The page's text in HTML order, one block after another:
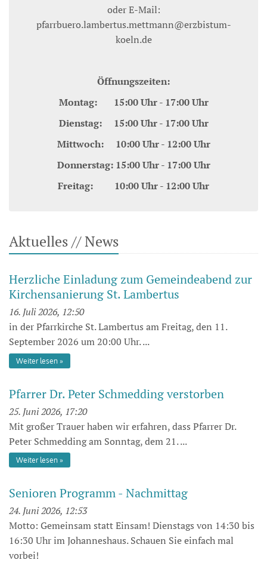
oder E-Mail:
pfarrbuero.lambertus.mettmann@erzbistum-
koeln.de
Öffnungszeiten:
Montag: 15:00 Uhr - 17:00 Uhr
Dienstag: 15:00 Uhr - 17:00 Uhr
Mittwoch: 10:00 Uhr - 12:00 Uhr
Donnerstag: 15:00 Uhr - 17:00 Uhr
Freitag: 10:00 Uhr - 12:00 Uhr
Aktuelles // News
Herzliche Einladung zum Gemeindeabend zur
Kirchensanierung St. Lambertus
16. Juli 2026, 12:50
in der Pfarrkirche St. Lambertus am Freitag, den 11.
September 2026 um 20:00 Uhr. ...
Weiter lesen
Pfarrer Dr. Peter Schmedding verstorben
25. Juni 2026, 17:20
Mit großer Trauer haben wir erfahren, dass Pfarrer Dr.
Peter Schmedding am Sonntag, dem 21. ...
Weiter lesen
Senioren Programm - Nachmittag
24. Juni 2026, 12:53
Motto: Gemeinsam statt Einsam! Dienstags von 14:30 bis
16:30 Uhr im Johanneshaus. Schauen Sie einfach mal
vorbei!